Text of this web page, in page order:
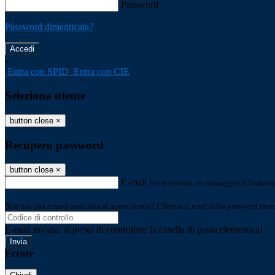
Password
Password dimenticata?
-
Entra con SPID Entra con CIE
Seleziona utente
button close ×
Recupero password
button close ×
E-mail Verrà inviato un messaggio
Non hai una e-mail associata al nome utente? Effettua il reset della password
E-mail inviata, si prega di controllare la casella di posta elettronica!
Errore